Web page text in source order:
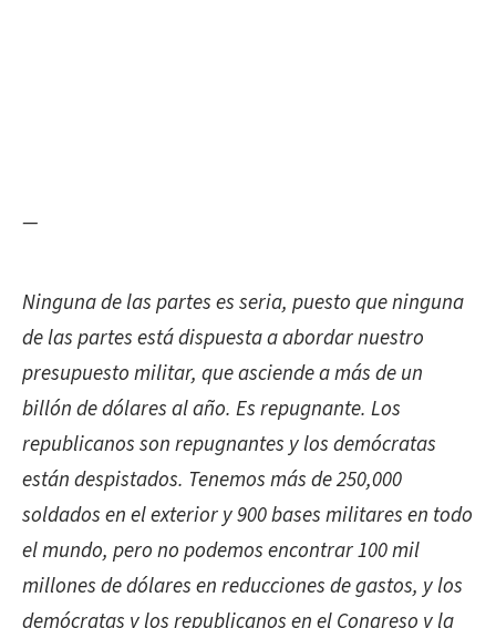
—
Ninguna de las parteses seria, puesto que ninguna
de las partes está dispuesta a abordar nuestro
presupuesto militar, que asciende a más de un
billón de dólares al año. Es repugnante. Los
republicanos son repugnantes y los demócratas
están despistados. Tenemos más de 250,000
soldados en el exterior y 900 bases militares en todo
el mundo, pero no podemos encontrar 100 mil
millones de dólares en reducciones de gastos, y los
demócratas y los republicanos en el Congreso y la